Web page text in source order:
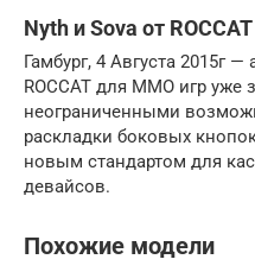
Nyth и Sova от
Гамбург, 4 Августа 2015г
ROCCAT для MMO игр уже
неограниченными
раскладки боковых
новым стандартом для
девайсов.
Похожие модели